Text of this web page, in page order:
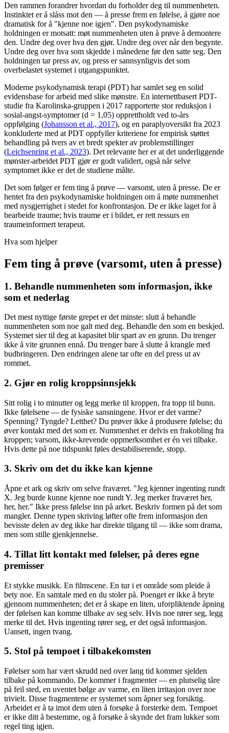
Den rammen forandrer hvordan du forholder deg til nummenheten.
Instinktet er å slåss mot den — å presse frem en følelse, å gjøre noe
dramatisk for å "kjenne noe igjen". Den psykodynamiske
holdningen er motsatt: møt nummenheten uten å prøve å demontere
den. Undre deg over hva den gjør. Undre deg over når den begynte.
Undre deg over hva som skjedde i månedene før den satte seg. Den
holdningen tar press av, og press er sannsynligvis det som
overbelastet systemet i utgangspunktet.
Moderne psykodynamisk terapi (PDT) har samlet seg en solid
evidensbase for arbeid med slike mønstre. En internettbasert PDT-
studie fra Karolinska-gruppen i 2017 rapporterte stor reduksjon i
sosial-angst-symptomer (d = 1,05) opprettholdt ved to-års
oppfølging (Johansson et al., 2017), og en paraplyoversikt fra 2023
konkluderte med at PDT oppfyller kriteriene for empirisk støttet
behandling på tvers av et bredt spekter av problemstillinger
(Leichsenring et al., 2023). Det relevante her er at det underliggende
mønster-arbeidet PDT gjør er godt validert, også når selve
symptomet ikke er det de studiene målte.
Det som følger er fem ting å prøve — varsomt, uten å presse. De er
hentet fra den psykodynamiske holdningen om å møte nummenhet
med nysgjerrighet i stedet for konfrontasjon. De er ikke laget for å
bearbeide traume; hvis traume er i bildet, er rett ressurs en
traumeinformert terapeut.
Hva som hjelper
Fem ting å prøve (varsomt, uten å presse)
1. Behandle nummenheten som informasjon, ikke
som et nederlag
Det mest nyttige første grepet er det minste: slutt å behandle
nummenheten som noe galt med deg. Behandle den som en beskjed.
Systemet sier til deg at kapasitet blir spart av en grunn. Du trenger
ikke å vite grunnen ennå. Du trenger bare å slutte å krangle med
budbringeren. Den endringen alene tar ofte en del press ut av
rommet.
2. Gjør en rolig kroppsinnsjekk
Sitt rolig i to minutter og legg merke til kroppen, fra topp til bunn.
Ikke følelsene — de fysiske sansningene. Hvor er det varme?
Spenning? Tyngde? Letthet? Du prøver ikke å produsere følelse; du
øver kontakt med det som er. Nummenhet er delvis en frakobling fra
kroppen; varsom, ikke-krevende oppmerksomhet er én vei tilbake.
Hvis dette på noe tidspunkt føles destabiliserende, stopp.
3. Skriv om det du ikke kan kjenne
Åpne et ark og skriv om selve fraværet. "Jeg kjenner ingenting rundt
X. Jeg burde kunne kjenne noe rundt Y. Jeg merker fraværet her,
her, her." Ikke press følelse inn på arket. Beskriv formen på det som
mangler. Denne typen skriving løfter ofte frem informasjon den
bevisste delen av deg ikke har direkte tilgang til — ikke som drama,
men som stille gjenkjennelse.
4. Tillat litt kontakt med følelser, på deres egne
premisser
Et stykke musikk. En filmscene. En tur i et område som pleide å
bety noe. En samtale med en du stoler på. Poenget er ikke å bryte
gjennom nummenheten; det er å skape en liten, uforpliktende åpning
der følelsen kan komme tilbake av seg selv. Hvis noe rører seg, legg
merke til det. Hvis ingenting rører seg, er det også informasjon.
Uansett, ingen tvang.
5. Stol på tempoet i tilbakekomsten
Følelser som har vært skrudd ned over lang tid kommer sjelden
tilbake på kommando. De kommer i fragmenter — en plutselig tåre
på feil sted, en uventet bølge av varme, en liten irritasjon over noe
trivielt. Disse fragmentene er systemet som åpner seg forsiktig.
Arbeidet er å ta imot dem uten å forsøke å forsterke dem. Tempoet
er ikke ditt å bestemme, og å forsøke å skynde det fram lukker som
regel ting igjen.